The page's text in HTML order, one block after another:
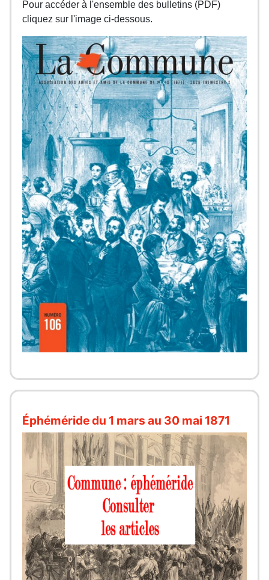
Pour accéder à l'ensemble des bulletins (PDF)
cliquez sur l'image ci-dessous.
Éphéméride du 1 mars au 30 mai 1871